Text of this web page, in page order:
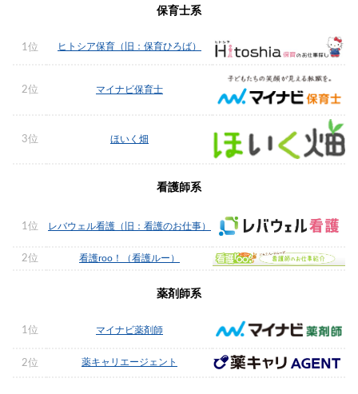
保育士系
1位 ヒトシア保育（旧：保育ひろば）
2位 マイナビ保育士
3位 ほいく畑
看護師系
1位 レバウェル看護（旧：看護のお仕事）
2位 看護roo！（看護ルー）
薬剤師系
1位 マイナビ薬剤師
2位 薬キャリエージェント